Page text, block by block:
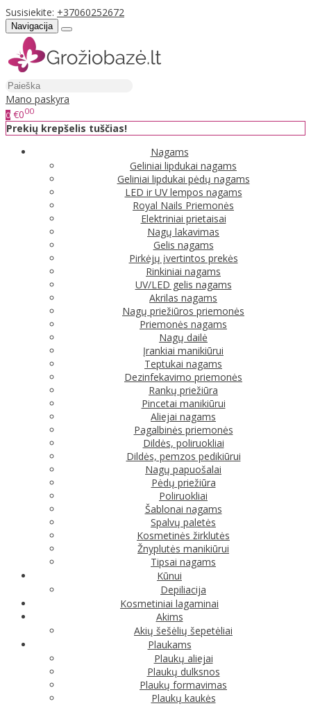
Susisiekite: +37060252672
Navigacija
Mano paskyra
0 €000
Prekių krepšelis tuščias!
Nagams
Geliniai lipdukai nagams
Geliniai lipdukai pėdų nagams
LED ir UV lempos nagams
Royal Nails Priemonės
Elektriniai prietaisai
Nagų lakavimas
Gelis nagams
Pirkėjų įvertintos prekės
Rinkiniai nagams
UV/LED gelis nagams
Akrilas nagams
Nagų priežiūros priemonės
Priemonės nagams
Nagų dailė
Įrankiai manikiūrui
Teptukai nagams
Dezinfekavimo priemonės
Rankų priežiūra
Pincetai manikiūrui
Aliejai nagams
Pagalbinės priemonės
Dildės, poliruokliai
Dildės, pemzos pedikiūrui
Nagų papuošalai
Pėdų priežiūra
Poliruokliai
Šablonai nagams
Spalvų paletės
Kosmetinės žirklutės
Žnyplutės manikiūrui
Tipsai nagams
Kūnui
Depiliacija
Kosmetiniai lagaminai
Akims
Akių šešėlių šepetėliai
Plaukams
Plaukų aliejai
Plaukų dulksnos
Plaukų formavimas
Plaukų kaukės